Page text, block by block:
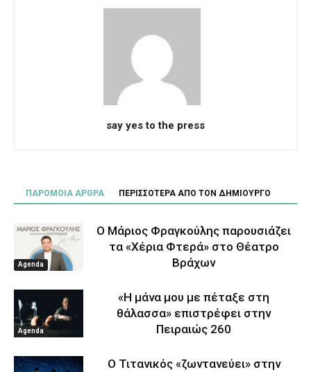
say yes to the press
ΠΑΡΟΜΟΙΑ ΑΡΘΡΑ ΠΕΡΙΣΣΟΤΕΡΑ ΑΠΟ ΤΟΝ ΔΗΜΙΟΥΡΓΟ
Agenda
Ο Μάριος Φραγκούλης παρουσιάζει
τα «Χέρια Φτερά» στο Θέατρο
Βράχων
Agenda
«Η μάνα μου με πέταξε στη
θάλασσα» επιστρέφει στην
Πειραιώς 260
Ο Τιτανικός «ζωντανεύει» στην